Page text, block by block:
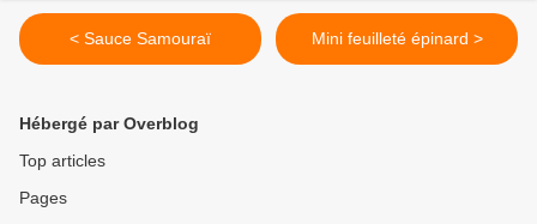
< Sauce Samouraï Mini feuilleté épinard >
Hébergé par Overblog
Top articles
Pages